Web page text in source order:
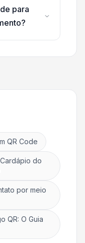
para
QR Code
do
por meio
QR: O Guia